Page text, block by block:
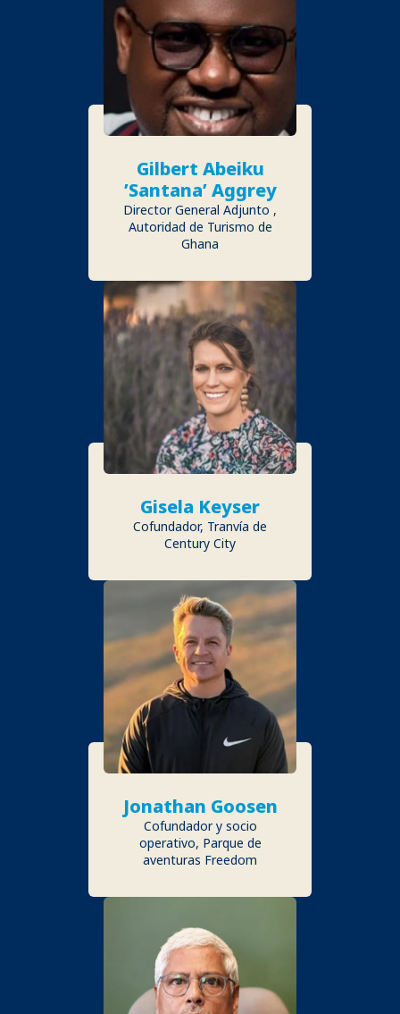
Gilbert Abeiku
’Santana’ Aggrey
Director General Adjunto ,
Autoridad de Turismo de
Ghana
Gisela Keyser
Cofundador, Tranvía de
Century City
Jonathan Goosen
Cofundador y socio
operativo, Parque de
aventuras Freedom